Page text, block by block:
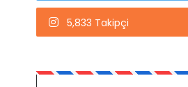
5,833 Takipçi